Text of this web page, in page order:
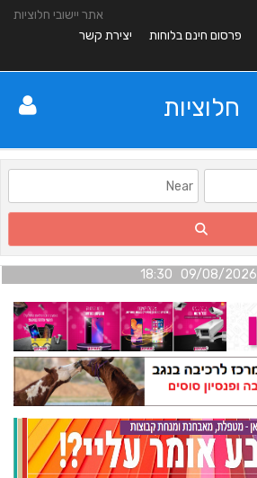
אתר יישובי חלוציות
פרסום חינם בלוחות
יצירת קשר
חלוציות
09/08/2026 18:30